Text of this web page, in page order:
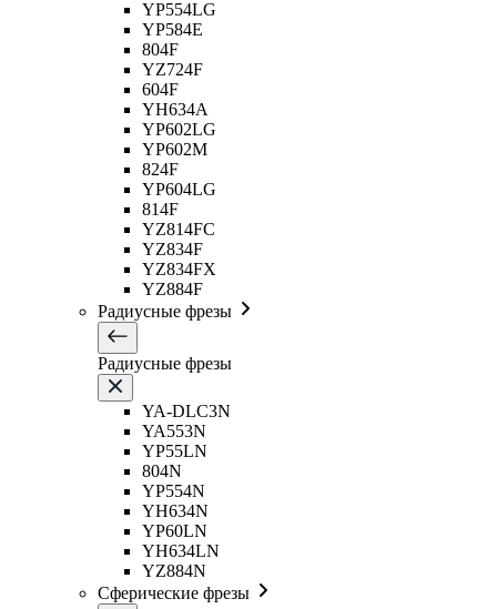
YP554LG
YP584E
804F
YZ724F
604F
YH634A
YP602LG
YP602M
824F
YP604LG
814F
YZ814FC
YZ834F
YZ834FX
YZ884F
Радиусные фрезы
Радиусные фрезы
YA-DLC3N
YA553N
YP55LN
804N
YP554N
YH634N
YP60LN
YH634LN
YZ884N
Сферические фрезы